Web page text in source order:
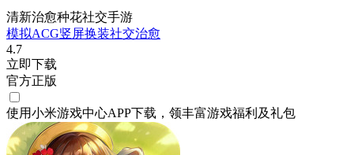
清新治愈种花社交手游
模拟ACG竖屏换装社交治愈
4.7
立即下载
官方正版
使用小米游戏中心APP下载 ，领丰富游戏福利 及礼包